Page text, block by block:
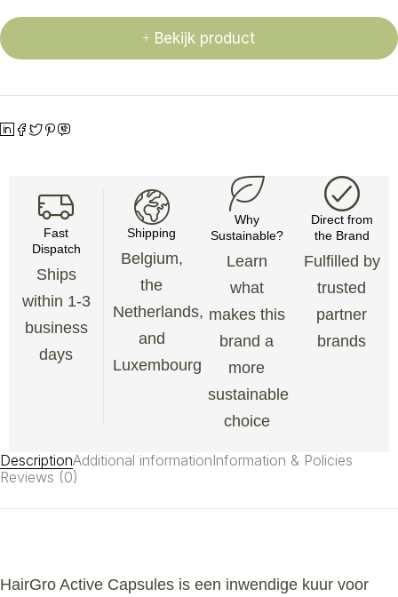
Bekijk product
Fast
Dispatch
Ships
within 1-3
business
days
Shipping
Belgium,
the
Netherlands,
and
Luxembourg
Why
Sustainable?
Learn
what
makes this
brand a
more
sustainable
choice
Direct from
the Brand
Fulfilled by
trusted
partner
brands
DescriptionAdditional informationInformation & Policies
Reviews (0)
HairGro Active Capsules is een inwendige kuur voor